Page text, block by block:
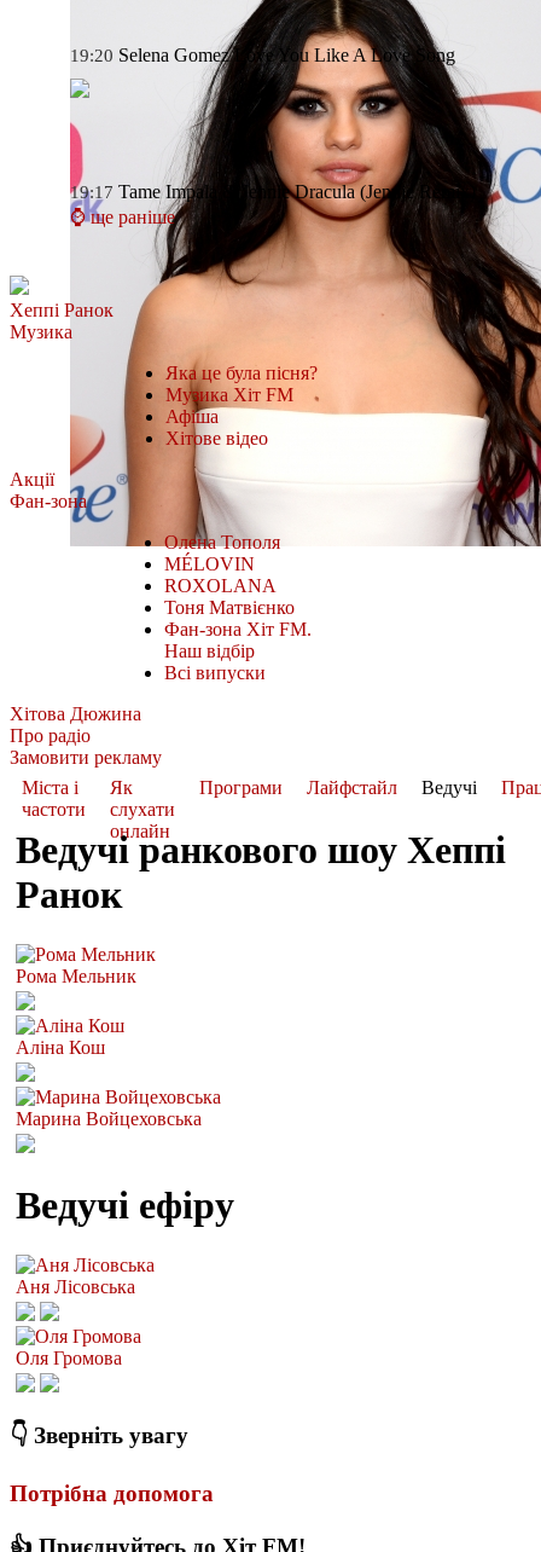
19:20 Selena Gomez Love You Like A Love Song
19:17 Tame Impala & Jennie Dracula (Jennie Remix)
⌚ ще раніше
Хеппі Ранок
Музика
Яка це була пісня?
Музика Хіт FM
Афіша
Хітове відео
Акції
Фан-зона
Олена Тополя
MÉLOVIN
ROXOLANA
Тоня Матвієнко
Фан-зона Хіт FM.
Наш відбір
Всі випуски
Хітова Дюжина
Про радіо
Замовити рекламу
Міста і
частоти
Як
слухати
онлайн
Програми Лайфстайл Ведучі
Ведучі ранкового шоу Хеппі
Ранок
Рома Мельник
Аліна Кош
Марина Войцеховська
Ведучі ефіру
Аня Лісовська
Оля Громова
👇 Зверніть увагу
Потрібна допомога
👍 Приєднуйтесь до Хіт FM!